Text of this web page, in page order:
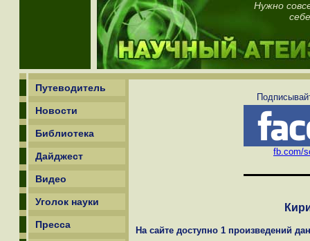
Нужно
Путеводитель
Новости
Библиотека
Дайджест
Видео
Уголок науки
Пресса
fb.com/
На сайте доступно 1 произведений